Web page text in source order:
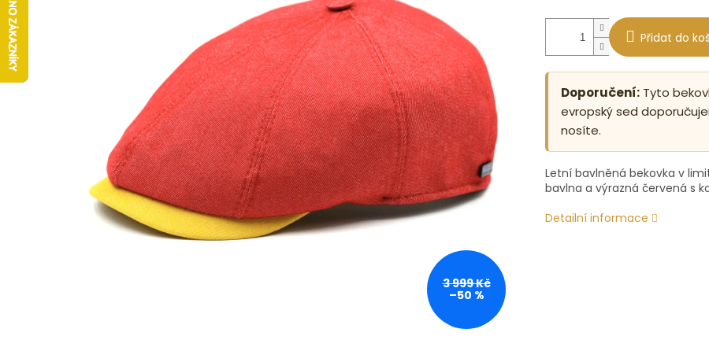
3 999 Kč
–50 %
Přidat do
Doporučení: Tyto
evropský sed
nosíte.
Letní bavlněná bekovka v
bavlna a výrazná červená s
Detailní informace